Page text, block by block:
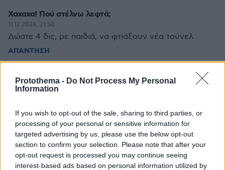
Protothema - Do Not Process My Personal
Information
If you wish to opt-out of the sale, sharing to third parties, or
processing of your personal or sensitive information for
targeted advertising by us, please use the below opt-out
section to confirm your selection. Please note that after your
opt-out request is processed you may continue seeing
interest-based ads based on personal information utilized by
Χαχαχα! Πού στέλνω λεφτά;
11.12.2024, 21:50
Δώστε 4 δις, ρε παιδιά, να φτιάξουν νέα τούνελ.
ΑΠΑΝΤΗΣΗ
Γιαννα
11.12.2024, 21:40
ωφελος. Οχι εμεις.
ΑΠΑΝΤΗΣΗ